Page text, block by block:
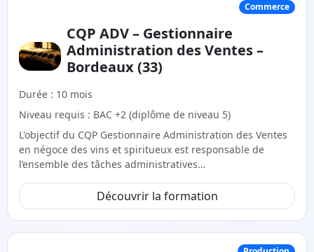
Commerce
CQP ADV – Gestionnaire
Administration des Ventes –
Bordeaux (33)
Durée : 10 mois
Niveau requis : BAC +2 (diplôme de niveau 5)
L'objectif du CQP Gestionnaire Administration des Ventes
en négoce des vins et spiritueux est responsable de
l’ensemble des tâches administratives…
Découvrir la formation